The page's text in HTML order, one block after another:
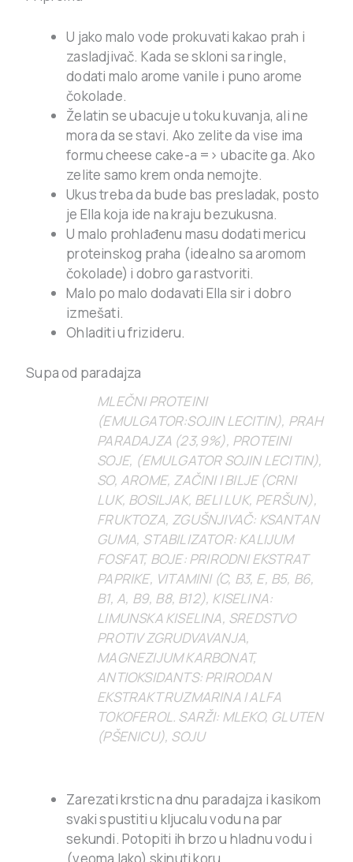
U jako malo vode prokuvati kakao prah i
zasladjivač. Kada se skloni sa ringle,
dodati malo arome vanile i puno arome
čokolade.
Želatin se ubacuje u toku kuvanja, ali ne
mora da se stavi. Ako zelite da vise ima
formu cheese cake-a => ubacite ga. Ako
zelite samo krem onda nemojte.
Ukus treba da bude bas presladak, posto
je Ella koja ide na kraju bezukusna.
U malo prohlađenu masu dodati mericu
proteinskog praha (idealno sa aromom
čokolade) i dobro ga rastvoriti.
Malo po malo dodavati Ella sir i dobro
izmešati.
Ohladiti u frizideru.
Supa od paradajza
MLEČNI PROTEINI
(EMULGATOR:SOJIN LECITIN), PRAH
PARADAJZA (23,9%), PROTEINI
SOJE, (EMULGATOR SOJIN LECITIN),
SO, AROME, ZAČINI I BILJE (CRNI
LUK, BOSILJAK, BELI LUK, PERŠUN),
FRUKTOZA, ZGUŠNJIVAČ: KSANTAN
GUMA, STABILIZATOR: KALIJUM
FOSFAT, BOJE: PRIRODNI EKSTRAT
PAPRIKE, VITAMINI (C, B3, E, B5, B6,
B1, A, B9, B8, B12), KISELINA:
LIMUNSKA KISELINA, SREDSTVO
PROTIV ZGRUDVAVANJA,
MAGNEZIJUM KARBONAT,
ANTIOKSIDANTS: PRIRODAN
EKSTRAKT RUZMARINA I ALFA
TOKOFEROL. SARŽI: MLEKO, GLUTEN
(PŠENICU), SOJU
Zarezati krstic na dnu paradajza i kasikom
svaki spustiti u kljucalu vodu na par
sekundi. Potopiti ih brzo u hladnu vodu i
(veoma lako) skinuti koru.